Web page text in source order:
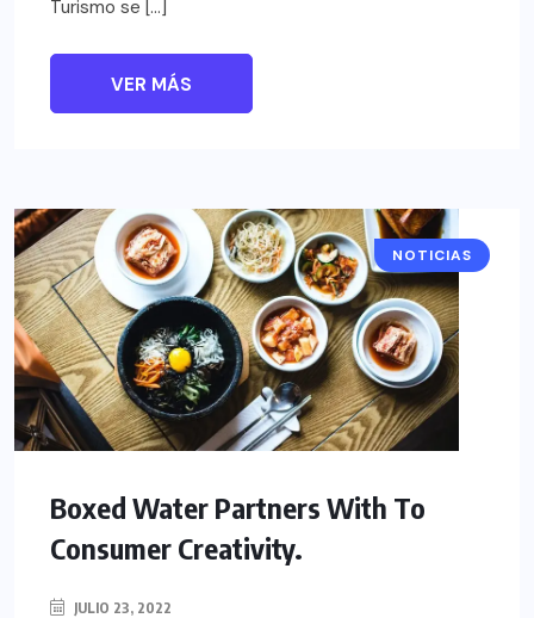
Turismo se […]
VER MÁS
NOTICIAS
Boxed Water Partners With To
Consumer Creativity.
JULIO 23, 2022